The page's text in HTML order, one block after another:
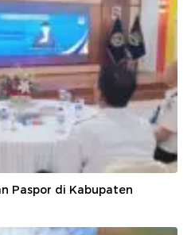
Paspor di Kabupaten